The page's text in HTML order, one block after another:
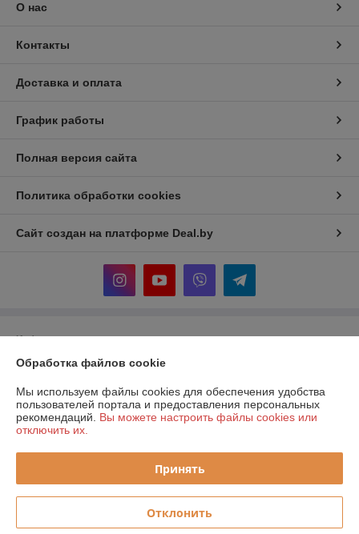
О нас
Контакты
Доставка и оплата
График работы
Полная версия сайта
Политика обработки cookies
Сайт создан на платформе Deal.by
Информация для покупателя
Юридическое лицо:ООО "Прогреем"
0,7км севернее аг. Подгорная
Регистрационный номер ЕГР: 291519217
Регистрационный орган: Барановичский районный исполнительный
Дата регистрации компании: 08.01.2018
Ссылка на свидетельство/лицензию
Обработка файлов cookie
Мы используем файлы cookies для обеспечения удобства
пользователей портала и предоставления персональных
рекомендаций. Вы можете настроить файлы cookies или
отключить их.
Принять
Отклонить